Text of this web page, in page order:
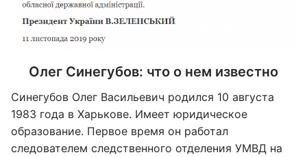
Олег Синегубов: что о нем известно
Синегубов Олег Васильевич родился 10 августа
1983 года в Харькове. Имеет юридическое
образование. Первое время он работал
следователем следственного отделения УМВД на